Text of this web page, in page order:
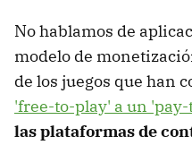
No hablamos de
modelo de
de los juegos que han
'free-to-play' a un
las plataformas de